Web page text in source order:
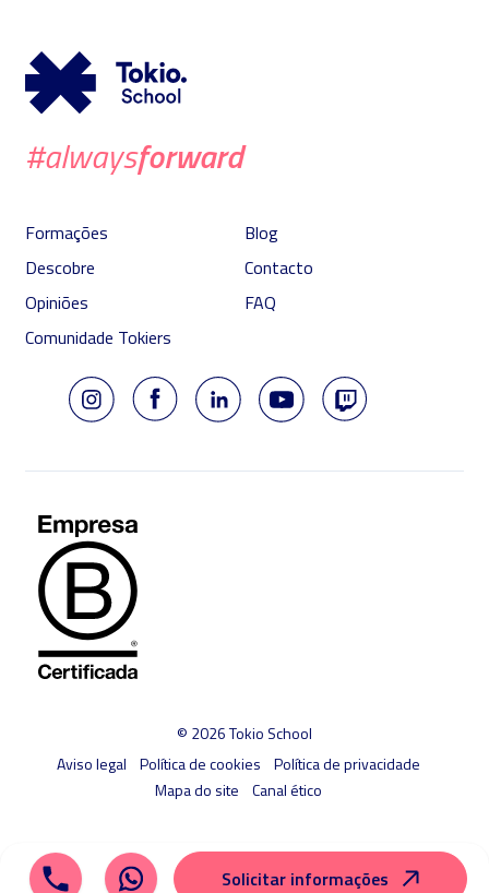
#alwaysforward
Formações
Descobre
Opiniões
Comunidade Tokiers
Blog
Contacto
FAQ
© 2026 Tokio School
Aviso legal
Política de cookies
Política de privacidade
Mapa do site
Canal ético
Solicitar informações